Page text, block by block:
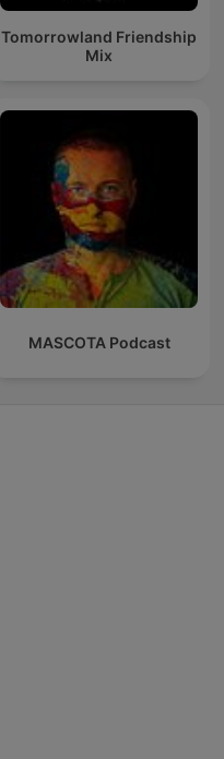
Tomorrowland Friendship
Mix
MASCOTA Podcast